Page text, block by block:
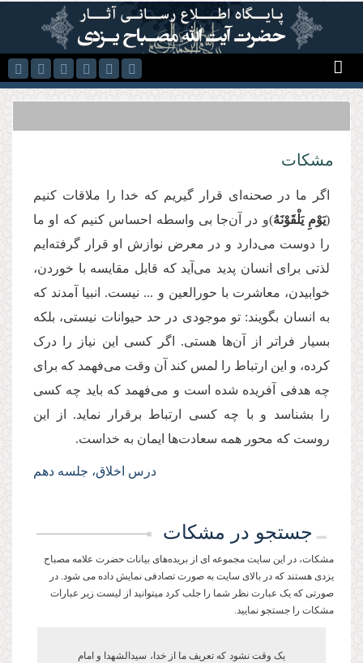
رفتن به محتوای اصلی
مشکات
اگر ما در صحنه‌ای قرار گیریم که خدا را ملاقات کنیم
(یَوْمِ یَلْقَوْنَهُ)و در آن‌جا بی واسطه احساس کنیم که او ما
را دوست می‌دارد و در معرض نوازش او قرار گرفته‌ایم
لذتی برای انسان پدید می‌آید که قابل مقایسه با خوردن،
خوابیدن، معاشرت با حورالعین و ... نیست. انبیا آمدند که
به انسان بگویند: تو موجودی در حد حیوانات نیستی، بلکه
بسیار فراتر از آن‌ها هستی. اگر کسی این نیاز را درک
کرده، و این ارتباط را لمس کند آن وقت می‌فهمد که برای
چه هدفی آفریده شده است و می‌فهمد که باید چه کسی
را بشناسد و با چه کسی ارتباط برقرار نماید. از این
روست که محور همه سعادت‌ها ایمان به خداست.
درس اخلاق، جلسه دهم
جستجو در مشکات
مشکات، در این سایت مجموعه ای از بریده‌های بیانات حضرت علامه مصباح
یزدی هستند که در بالای سایت به صورت تصادفی نمایش داده می شود. در
صورتی که یک عبارت نظر شما را جلب کرد میتوانید از لیست زیر عبارات
مشکات را جستجو نمایید.
یک وقت نشود که تعریف ما از خدا، سیدالشهدا و امام